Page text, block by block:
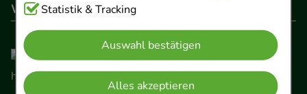
Cookies, die für die Grundfunktionen unserer
Website notwendig sind (z.B. Navigation,
Warenkorb, Kundenkonto), weshalb auf diese nicht
verzichtet werden kann.
Statistik & Tracking
Auswahl bestätigen
Alles akzeptieren
Wir sind hier gelistet